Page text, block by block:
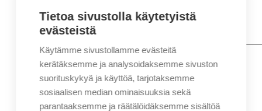
Nimi*
Etunimi
Sukunimi
Tietoa sivustolla käytetyistä
evästeistä
Käytämme sivustollamme evästeitä
kerätäksemme ja analysoidaksemme sivuston
suorituskykyä ja käyttöä, tarjotaksemme
sosiaalisen median ominaisuuksia sekä
parantaaksemme ja räätälöidäksemme sisältöä